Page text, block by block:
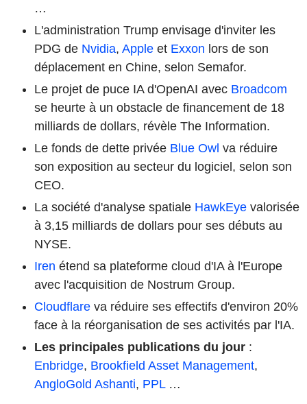
…
L'administration Trump envisage d'inviter les
PDG de Nvidia, Apple et Exxon lors de son
déplacement en Chine, selon Semafor.
Le projet de puce IA d'OpenAI avec Broadcom
se heurte à un obstacle de financement de 18
milliards de dollars, révèle The Information.
Le fonds de dette privée Blue Owl va réduire
son exposition au secteur du logiciel, selon son
CEO.
La société d'analyse spatiale HawkEye valorisée
à 3,15 milliards de dollars pour ses débuts au
NYSE.
Iren étend sa plateforme cloud d'IA à l'Europe
avec l'acquisition de Nostrum Group.
Cloudflare va réduire ses effectifs d'environ 20%
face à la réorganisation de ses activités par l'IA.
Les principales publications du jour :
Enbridge, Brookfield Asset Management,
AngloGold Ashanti, PPL…